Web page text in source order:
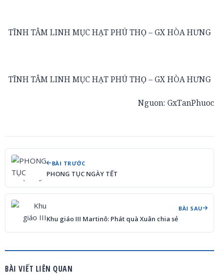
TĨNH TÂM LINH MỤC HẠT PHÚ THỌ – GX HÒA HƯNG
TĨNH TÂM LINH MỤC HẠT PHÚ THỌ – GX HÒA HƯNG
Nguon: GxTanPhuoc
BÀI TRƯỚC
PHONG TỤC NGÀY TẾT
BÀI SAU
Khu giáo III Martinô: Phát quà Xuân chia sẻ
BÀI VIẾT LIÊN QUAN